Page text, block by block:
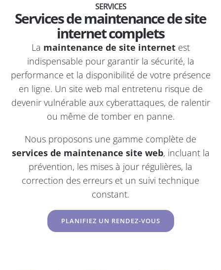
SERVICES
Services de maintenance de site
internet complets
La maintenance de site internetest
indispensable pour garantir la sécurité, la
performance et la disponibilité de votre présence
en ligne. Un site web mal entretenu risque de
devenir vulnérable aux cyberattaques, de ralentir
ou même de tomber en panne.
Nous proposons une gamme complète de
services de maintenance site web, incluant la
prévention, les mises à jour régulières, la
correction des erreurs et un suivi technique
constant.
PLANIFIEZ UN RENDEZ-VOUS